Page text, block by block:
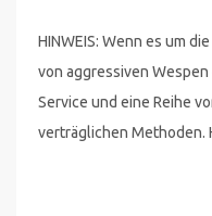
HINWEIS: Wenn es um
von aggressiven
Service und eine Reihe
verträglichen Methoden.